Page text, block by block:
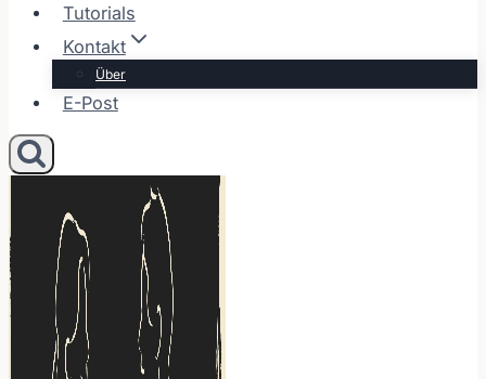
Tutorials
Kontakt
Über
E-Post